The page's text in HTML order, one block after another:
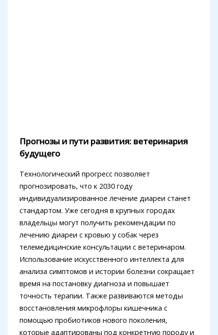
Прогнозы и пути развития: ветеринария
будущего
Технологический прогресс позволяет
прогнозировать, что к 2030 году
индивидуализированное лечение диареи станет
стандартом. Уже сегодня в крупных городах
владельцы могут получить рекомендации по
лечению диареи с кровью у собак через
телемедицинские консультации с ветеринаром.
Использование искусственного интеллекта для
анализа симптомов и истории болезни сокращает
время на постановку диагноза и повышает
точность терапии. Также развиваются методы
восстановления микрофлоры кишечника с
помощью пробиотиков нового поколения,
которые адаптированы под конкретную породу и